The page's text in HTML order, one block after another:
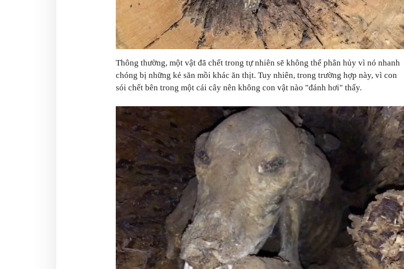
Thông thường, một vật đã chết trong tự nhiên sẽ không thể phân hủy vì nó nhanh
chóng bị những kẻ săn mồi khác ăn thịt. Tuy nhiên, trong trường hợp này, vì con
sói chết bên trong một cái cây nên không con vật nào "đánh hơi" thấy.